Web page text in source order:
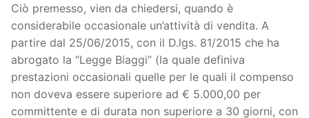
Ciò premesso, vien da chiedersi, quando è
considerabile occasionale un’attività di vendita. A
partire dal 25/06/2015, con il D.lgs. 81/2015 che ha
abrogato la “Legge Biaggi” (la quale definiva
prestazioni occasionali quelle per le quali il compenso
non doveva essere superiore ad € 5.000,00 per
committente e di durata non superiore a 30 giorni, con